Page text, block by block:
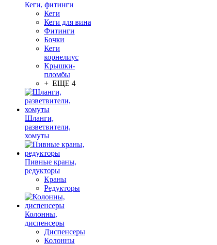
Кеги, фитинги
Кеги
Кеги для вина
Фитинги
Бочки
Кеги
корнелиус
Крышки-
пломбы
+ ЕЩЕ 4
Шланги,
разветвители,
хомуты
Пивные краны,
редукторы
Краны
Редукторы
Колонны,
диспенсеры
Диспенсеры
Колонны